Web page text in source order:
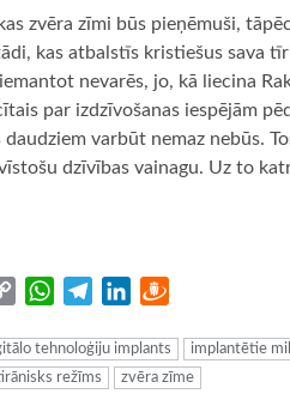
zvēra zīmi būs pieņēmuši,
kas atbalstīs kristiešus sava
nevarēs, jo, kā liecina
par izdzīvošanas iespējām
varbūt nemaz nebūs.
dzīvības vainagu. Uz to
Copy
WhatsApp
TelegramLinkedIn
tehnoloģiju implants implantētie
režīms zvēra zīme